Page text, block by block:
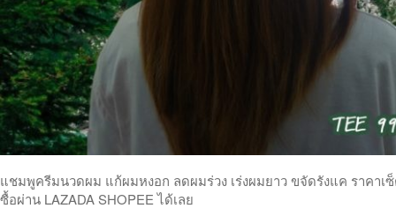
แชมพูครีมนวดผม แก้ผมหงอก ลดผมร่วง เร่งผมยาว ขจัดรังแค ราคาเ
ซื้อผ่าน LAZADA SHOPEE ได้เลย